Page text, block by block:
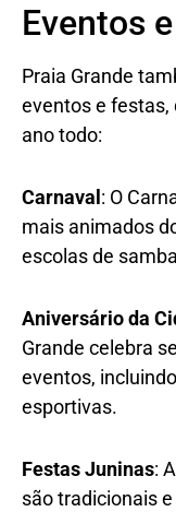
Eventos
Praia Grande
eventos e
ano todo:
Carnaval: O
mais animados
escolas de
Aniversário da
Grande celebra
eventos,
esportivas.
Festas Juninas:
são tradicionais